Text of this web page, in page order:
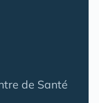
de Santé